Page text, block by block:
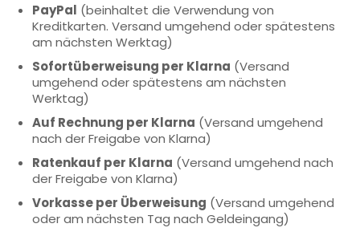
PayPal (beinhaltet die Verwendung von
Kreditkarten. Versand umgehend oder spätestens
am nächsten Werktag)
Sofortüberweisung per Klarna (Versand
umgehend oder spätestens am nächsten
Werktag)
Auf Rechnung per Klarna (Versand umgehend
nach der Freigabe von Klarna)
Ratenkauf per Klarna (Versand umgehend nach
der Freigabe von Klarna)
Vorkasse per Überweisung (Versand umgehend
oder am nächsten Tag nach Geldeingang)